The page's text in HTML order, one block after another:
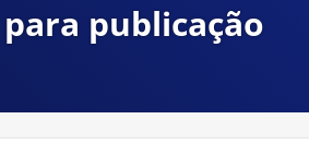
publicação